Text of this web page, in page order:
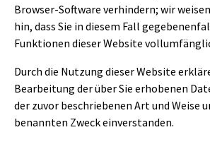
Browser-Software verhindern; wir
hin, dass Sie in diesem Fall
Funktionen dieser Website
Durch die Nutzung dieser Website
Bearbeitung der über Sie erhobenen
der zuvor beschriebenen Art und Weise
benannten Zweck einverstanden.